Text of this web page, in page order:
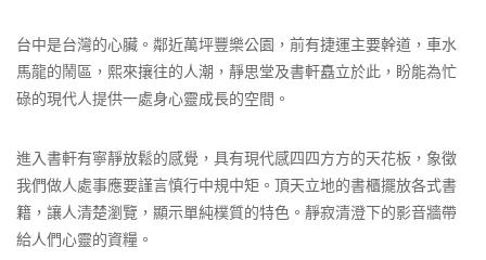
台中是台灣的心臟。鄰近萬坪豐樂公園，前有捷運主要幹道，車水
馬龍的鬧區，熙來攘往的人潮，靜思堂及書軒矗立於此，盼能為忙
碌的現代人提供一處身心靈成長的空間。
進入書軒有寧靜放鬆的感覺，具有現代感四四方方的天花板，象徵
我們做人處事應要謹言慎行中規中矩。頂天立地的書櫃擺放各式書
籍，讓人清楚瀏覽，顯示單純樸質的特色。靜寂清澄下的影音牆帶
給人們心靈的資糧。